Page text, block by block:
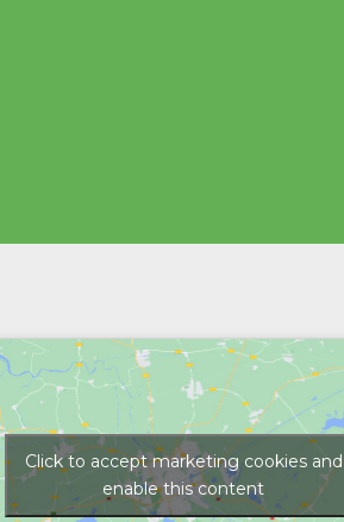
Click to accept marketing cookies and
enable this content